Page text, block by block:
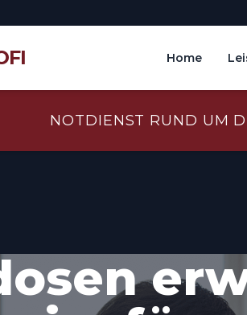
Home
NOTDIENST RUND UM